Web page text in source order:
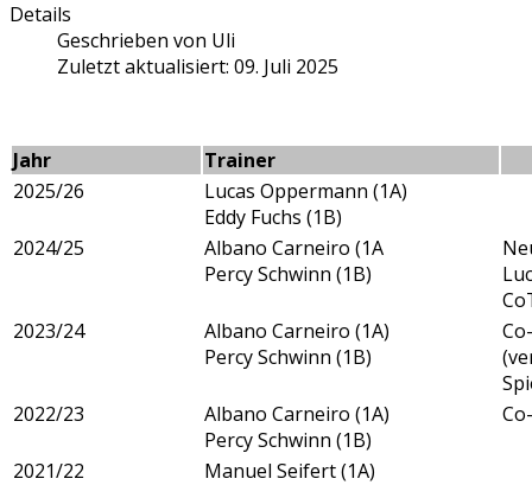
Details
Geschrieben von Uli
Zuletzt aktualisiert: 09. Juli 2025
Jahr
Trainer
2025/26
Lucas Oppermann (1A)
Eddy Fuchs (1B)
2024/25
Albano Carneiro (1A
Percy Schwinn (1B)
2023/24
Albano Carneiro (1A)
Percy Schwinn (1B)
2022/23
Albano Carneiro (1A)
Percy Schwinn (1B)
2021/22
Manuel Seifert (1A)